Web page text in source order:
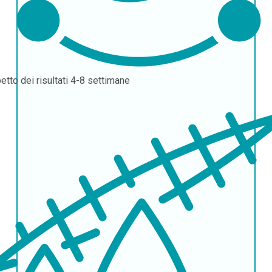
dei risultati 4-8 settimane